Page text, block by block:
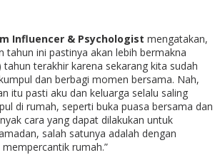
Influencer & Psychologist mengatakan,
tahun ini pastinya akan lebih bermakna
tahun terakhir karena sekarang kita sudah
dan berbagi momen bersama. Nah,
itu pasti aku dan keluarga selalu saling
di rumah, seperti buka puasa bersama dan
cara yang dapat dilakukan untuk
salah satunya adalah dengan
rumah.”